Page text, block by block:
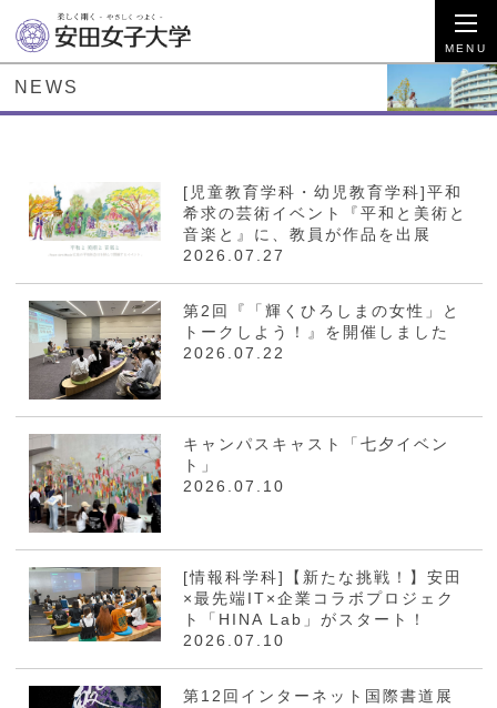
NEWS
[児童教育学科・幼児教育学科]平和
希求の芸術イベント『平和と美術と
音楽と』に、教員が作品を出展
2026.07.27
第2回『「輝くひろしまの女性」と
トークしよう！』を開催しました
2026.07.22
キャンパスキャスト「七夕イベン
ト」
2026.07.10
[情報科学科]【新たな挑戦！】安田
×最先端IT×企業コラボプロジェク
ト「HINA Lab」がスタート！
2026.07.10
第12回インターネット国際書道展